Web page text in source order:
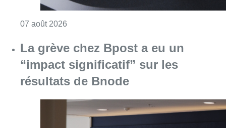
07 août 2026
La grève chez Bpost a eu un
“impact significatif” sur les
résultats de Bnode